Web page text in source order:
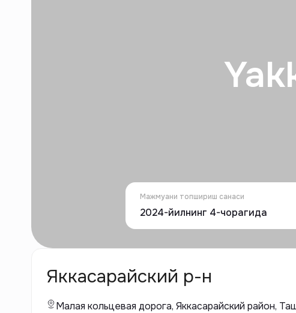
Мажмуани топшириш санаси
2024-йилнинг 4-чорагида
Яккасарайский р-н
Малая кольцевая дорога, Яккасарайский район,